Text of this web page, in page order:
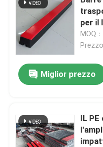
per il
MOQ
Miglior prezzo
IL